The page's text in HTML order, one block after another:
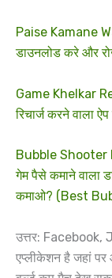
Paise Kamane
डाउनलोड करे और
Game Khelkar
रिचार्ज करने वाला
Bubble Shooter
गेम पैसे कमाने वाला
कमाओ? (Best
उत्तर: Facebook,
एप्लीकेशन है जहां